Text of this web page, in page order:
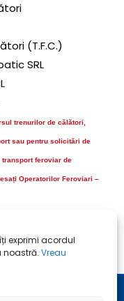
exprimi acordul
noastră. Vreau
(T.F.C.)
SRL
trenurilor de călători,
sau pentru solicitări de
feroviar de
Operatorilor Feroviari –